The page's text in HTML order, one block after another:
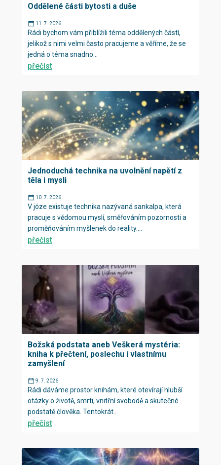
Oddělené části bytosti a duše
11. 7. 2026
Rádi bychom vám přiblížili téma oddělených částí,
jelikož s nimi velmi často pracujeme a věříme, že se
jedná o téma snadno...
přečíst
Jednoduchá technika na uvolnění napětí z
těla i mysli
10. 7. 2026
V józe existuje technika nazývaná sankalpa, která
pracuje s vědomou myslí, směřováním pozornosti a
proměňováním myšlenek do reality....
přečíst
Božská podstata aneb Veškerá mystéria:
kniha k přečtení, poslechu i vlastnímu
zamyšlení
9. 7. 2026
Rádi dáváme prostor knihám, které otevírají hlubší
otázky o životě, smrti, vnitřní svobodě a skutečné
podstatě člověka. Tentokrát...
přečíst